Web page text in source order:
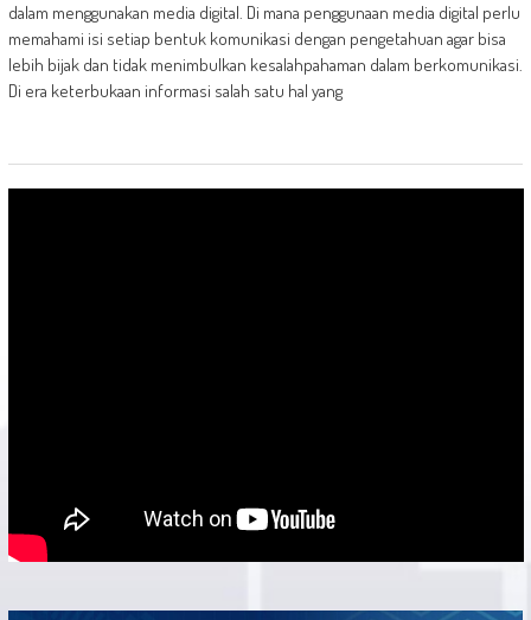
dalam menggunakan media digital. Di mana penggunaan media digital perlu
memahami isi setiap bentuk komunikasi dengan pengetahuan agar bisa
lebih bijak dan tidak menimbulkan kesalahpahaman dalam berkomunikasi.
Di era keterbukaan informasi salah satu hal yang